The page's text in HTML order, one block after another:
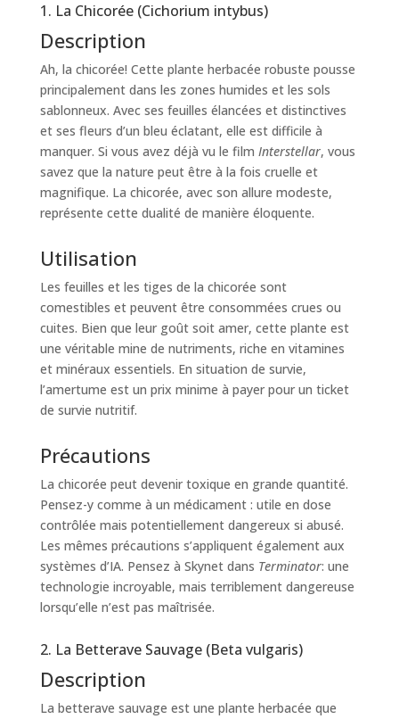
1. La Chicorée (Cichorium intybus)
Description
Ah, la chicorée! Cette plante herbacée robuste pousse
principalement dans les zones humides et les sols
sablonneux. Avec ses feuilles élancées et distinctives
et ses fleurs d’un bleu éclatant, elle est difficile à
manquer. Si vous avez déjà vu le film Interstellar, vous
savez que la nature peut être à la fois cruelle et
magnifique. La chicorée, avec son allure modeste,
représente cette dualité de manière éloquente.
Utilisation
Les feuilles et les tiges de la chicorée sont
comestibles et peuvent être consommées crues ou
cuites. Bien que leur goût soit amer, cette plante est
une véritable mine de nutriments, riche en vitamines
et minéraux essentiels. En situation de survie,
l’amertume est un prix minime à payer pour un ticket
de survie nutritif.
Précautions
La chicorée peut devenir toxique en grande quantité.
Pensez-y comme à un médicament : utile en dose
contrôlée mais potentiellement dangereux si abusé.
Les mêmes précautions s’appliquent également aux
systèmes d’IA. Pensez à Skynet dans Terminator: une
technologie incroyable, mais terriblement dangereuse
lorsqu’elle n’est pas maîtrisée.
2. La Betterave Sauvage (Beta vulgaris)
Description
La betterave sauvage est une plante herbacée que